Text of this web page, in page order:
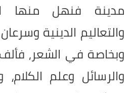
مدينة فنهل منها
والتعاليم الدينية
وبخاصة في الشعر,
والرسائل وعلم